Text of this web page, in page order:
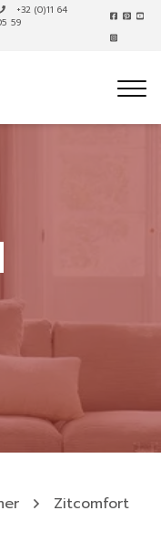
+32 (0)11 64
59
Zitcomfort